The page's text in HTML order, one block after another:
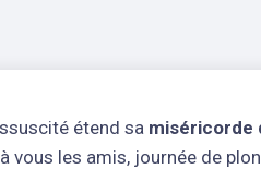
étend sa miséricorde
vous les amis, journée de